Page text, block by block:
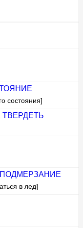
состояния]
ТВЕРДЕТЬ
ПОДМЕРЗАНИЕ
в лед]